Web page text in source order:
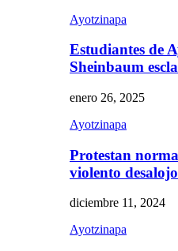
Ayotzinapa
Estudiantes de
Sheinbaum
enero 26, 2025
Ayotzinapa
Protestan
violento
diciembre 11, 2024
Ayotzinapa